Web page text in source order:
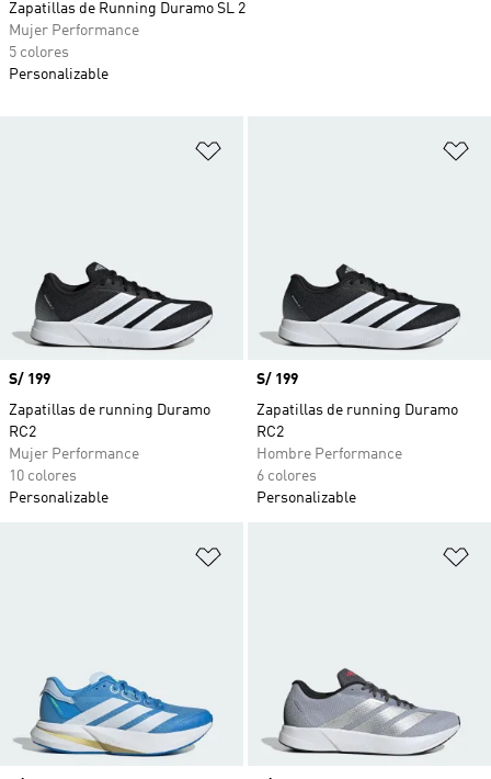
Precio
S/ 199
Zapatillas de running Duramo
RC2
Mujer Performance
10 colores
Personalizable
Precio
S/ 199
Zapatillas de running Duramo
RC2
Hombre Performance
6 colores
Personalizable
Zapatillas de Running Duramo SL 2
Mujer Performance
5 colores
Personalizable